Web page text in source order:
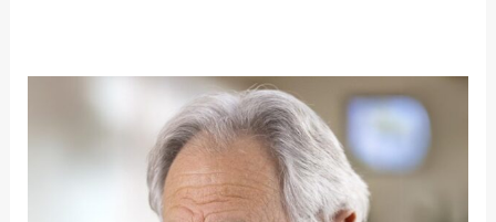
第
1
回
講